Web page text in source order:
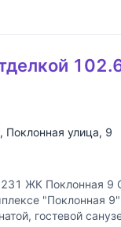
, Поклонная улица, 9
ЖК Поклонная 9
"Поклонная
гостевой